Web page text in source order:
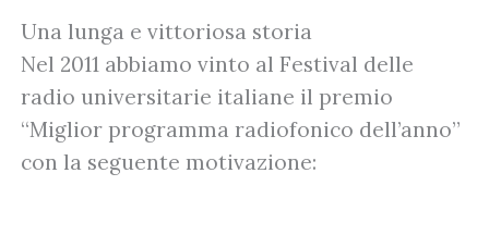
Una lunga e vittoriosa storia
Nel 2011 abbiamo vinto al Festival delle
radio universitarie italiane il premio
“Miglior programma radiofonico dell’anno”
con la seguente motivazione: